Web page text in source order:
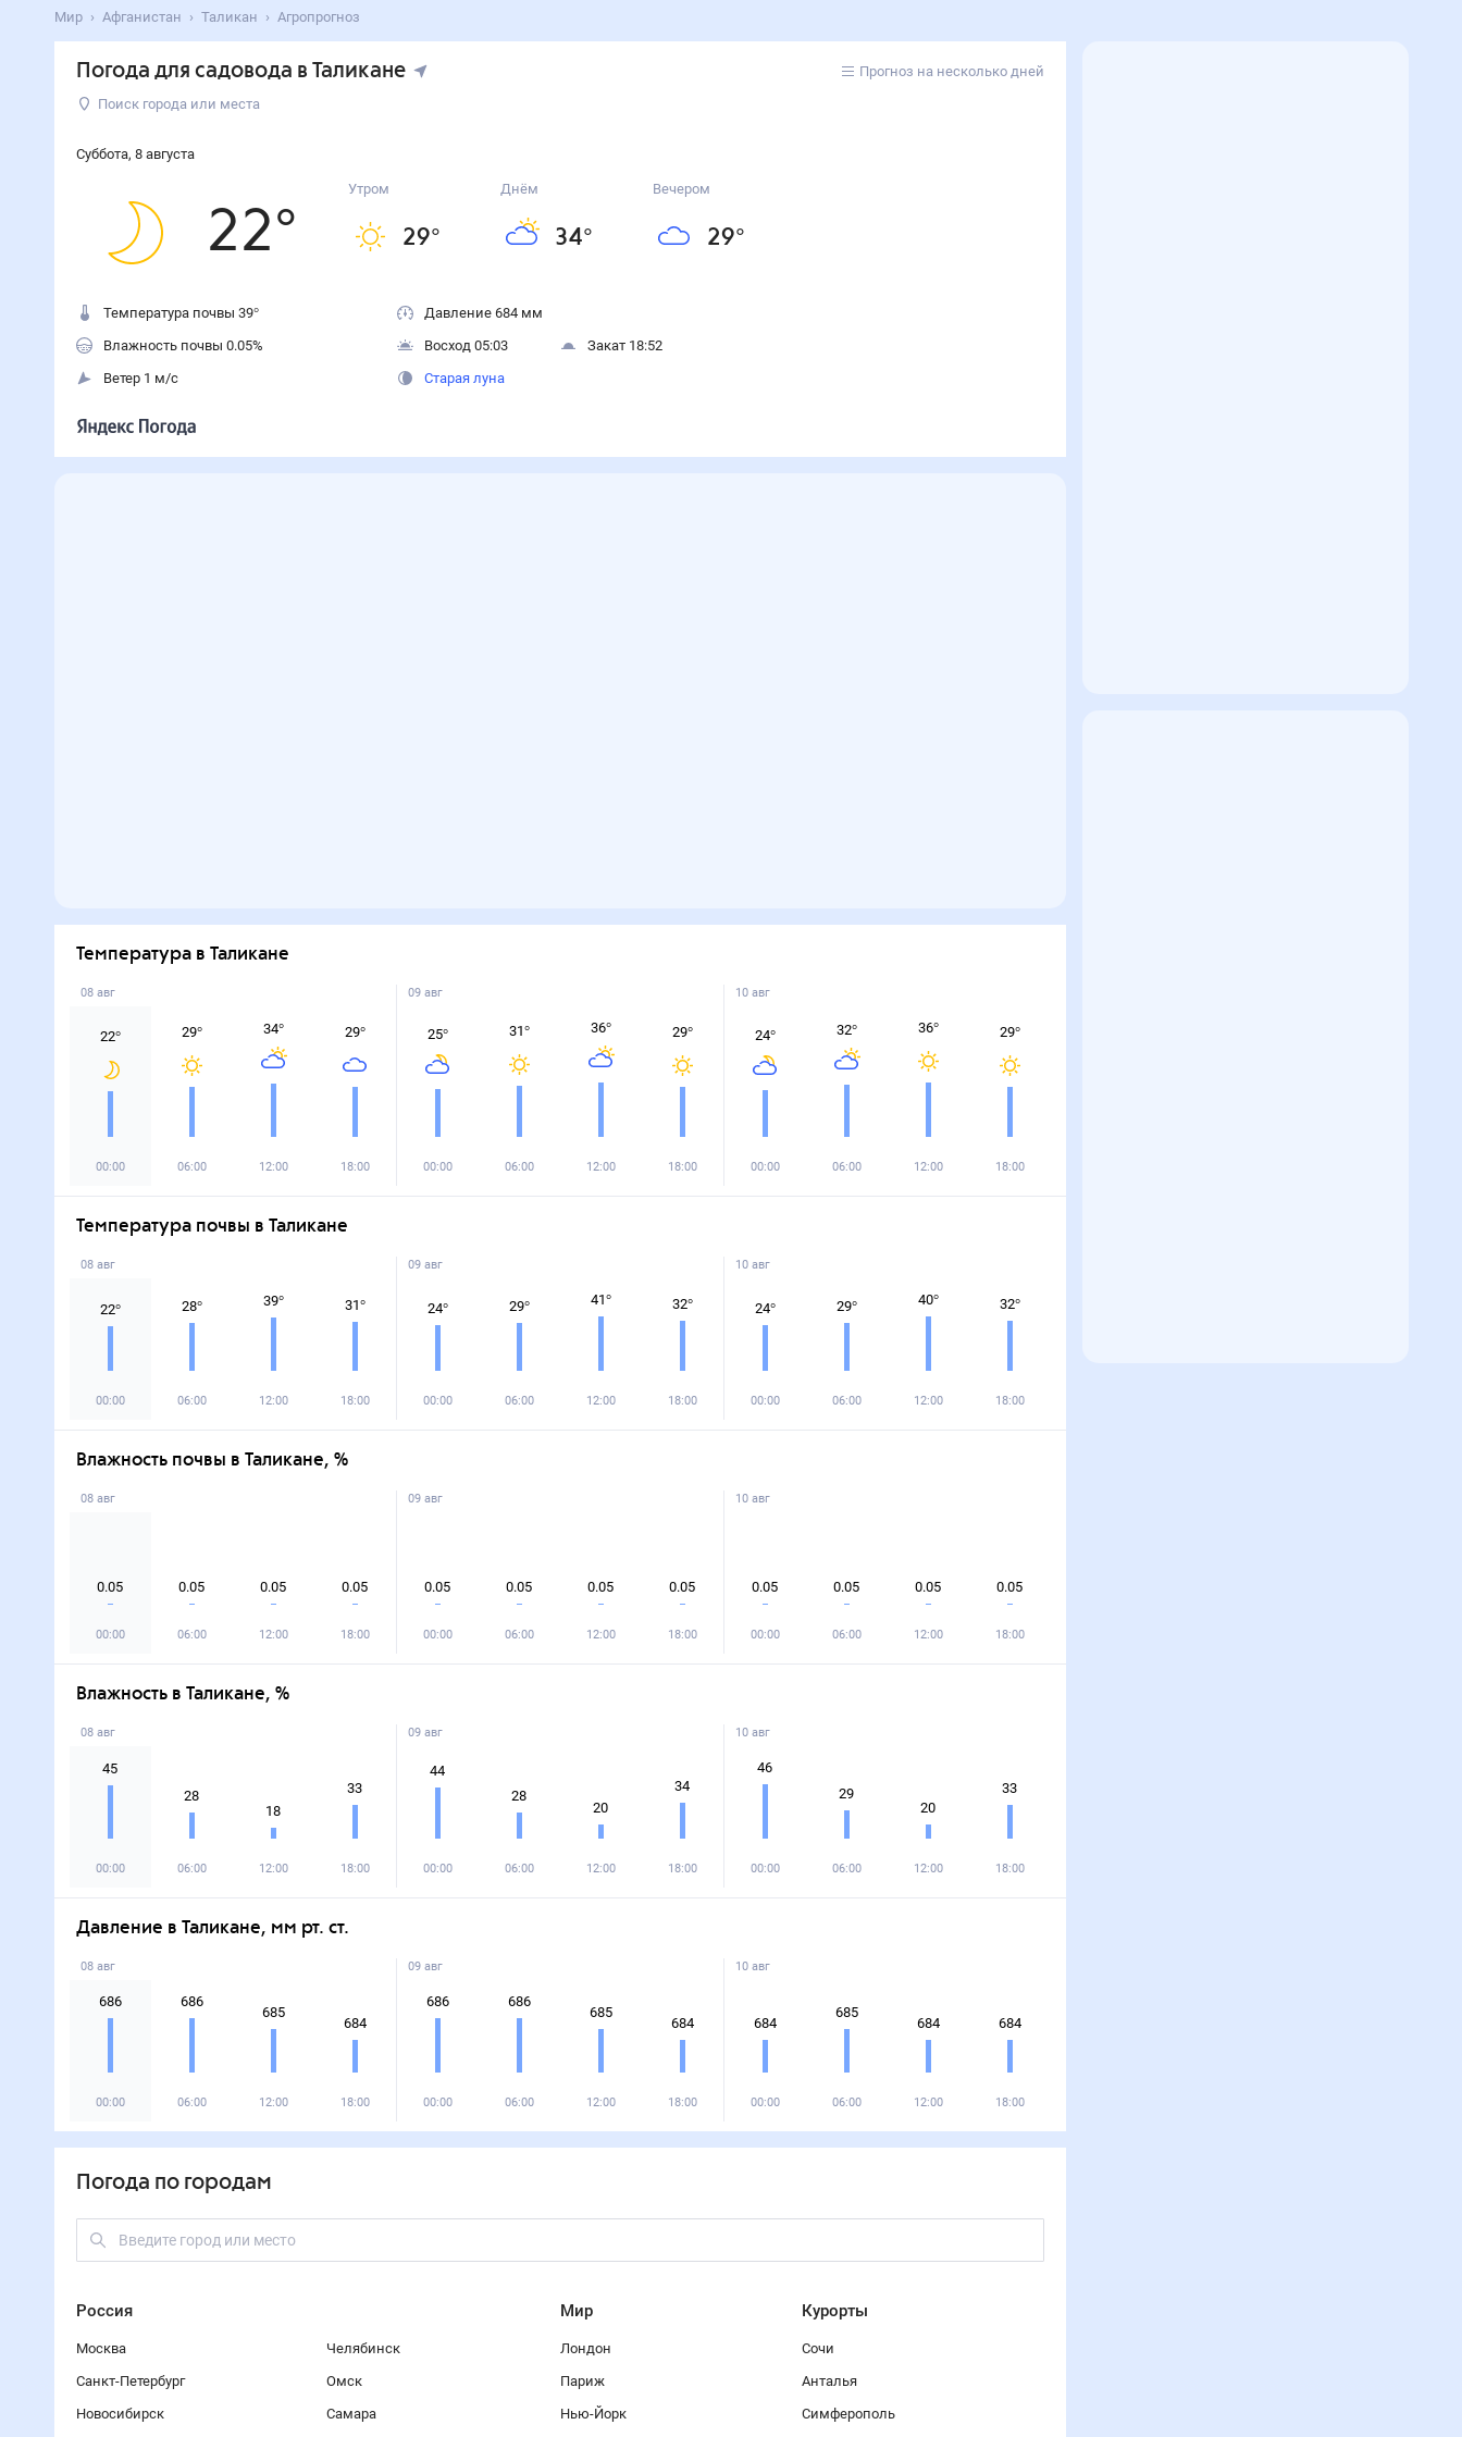
Мир Афганистан Таликан Агропрогноз
Погода для садовода в Таликане
Прогноз на несколько дней
Поиск города или места
Суббота, 8 августа
22°
Утром
29°
Днём
34°
Вечером
29°
Температура почвы 39°
Влажность почвы 0.05%
Ветер 1 м/с
Давление 684 мм
Восход 05:03
Закат 18:52
Старая луна
Температура в Таликане
08 авг
22°
00:00
29°
06:00
34°
12:00
29°
18:00
09 авг
25°
00:00
31°
06:00
36°
12:00
29°
18:00
10 авг
24°
00:00
32°
06:00
36°
12:00
29°
18:00
Температура почвы в Таликане
08 авг
22°
00:00
28°
06:00
39°
12:00
31°
18:00
09 авг
24°
00:00
29°
06:00
41°
12:00
32°
18:00
10 авг
24°
00:00
29°
06:00
40°
12:00
32°
18:00
Влажность почвы в Таликане, %
08 авг
0.05
00:00
0.05
06:00
0.05
12:00
0.05
18:00
09 авг
0.05
00:00
0.05
06:00
0.05
12:00
0.05
18:00
10 авг
0.05
00:00
0.05
06:00
0.05
12:00
0.05
18:00
Влажность в Таликане, %
08 авг
45
00:00
28
06:00
18
12:00
33
18:00
09 авг
44
00:00
28
06:00
20
12:00
34
18:00
10 авг
46
00:00
29
06:00
20
12:00
33
18:00
Давление в Таликане, мм рт. ст.
08 авг
686
00:00
686
06:00
685
12:00
684
18:00
09 авг
686
00:00
686
06:00
685
12:00
684
18:00
10 авг
684
00:00
685
06:00
684
12:00
684
18:00
Погода по городам
Россия
Москва
Санкт-Петербург
Новосибирск
Челябинск
Омск
Самара
Мир
Лондон
Париж
Нью-Йорк
Курорты
Сочи
Анталья
Симферополь